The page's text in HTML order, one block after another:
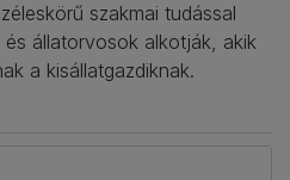
szakmai tudással
állatorvosok alkotják, akik
a kisállatgazdiknak.